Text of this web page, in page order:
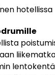
hotellissa